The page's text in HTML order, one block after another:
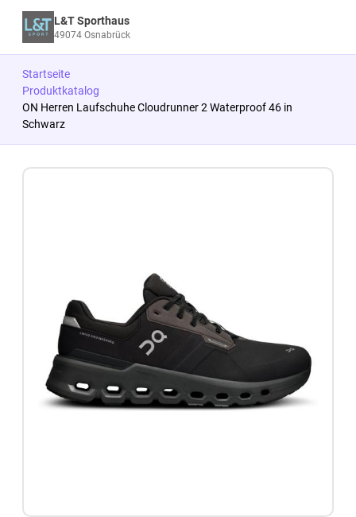
L&T Sporthaus
49074 Osnabrück
Startseite
Produktkatalog
ON Herren Laufschuhe Cloudrunner 2 Waterproof 46 in
Schwarz